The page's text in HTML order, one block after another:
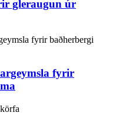
gleraugun úr
fyrir